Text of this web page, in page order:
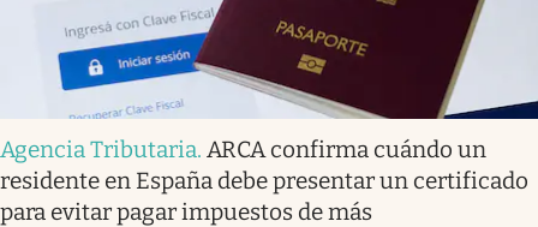
Agencia Tributaria. ARCA confirma cuándo un
residente en España debe presentar un certificado
para evitar pagar impuestos de más